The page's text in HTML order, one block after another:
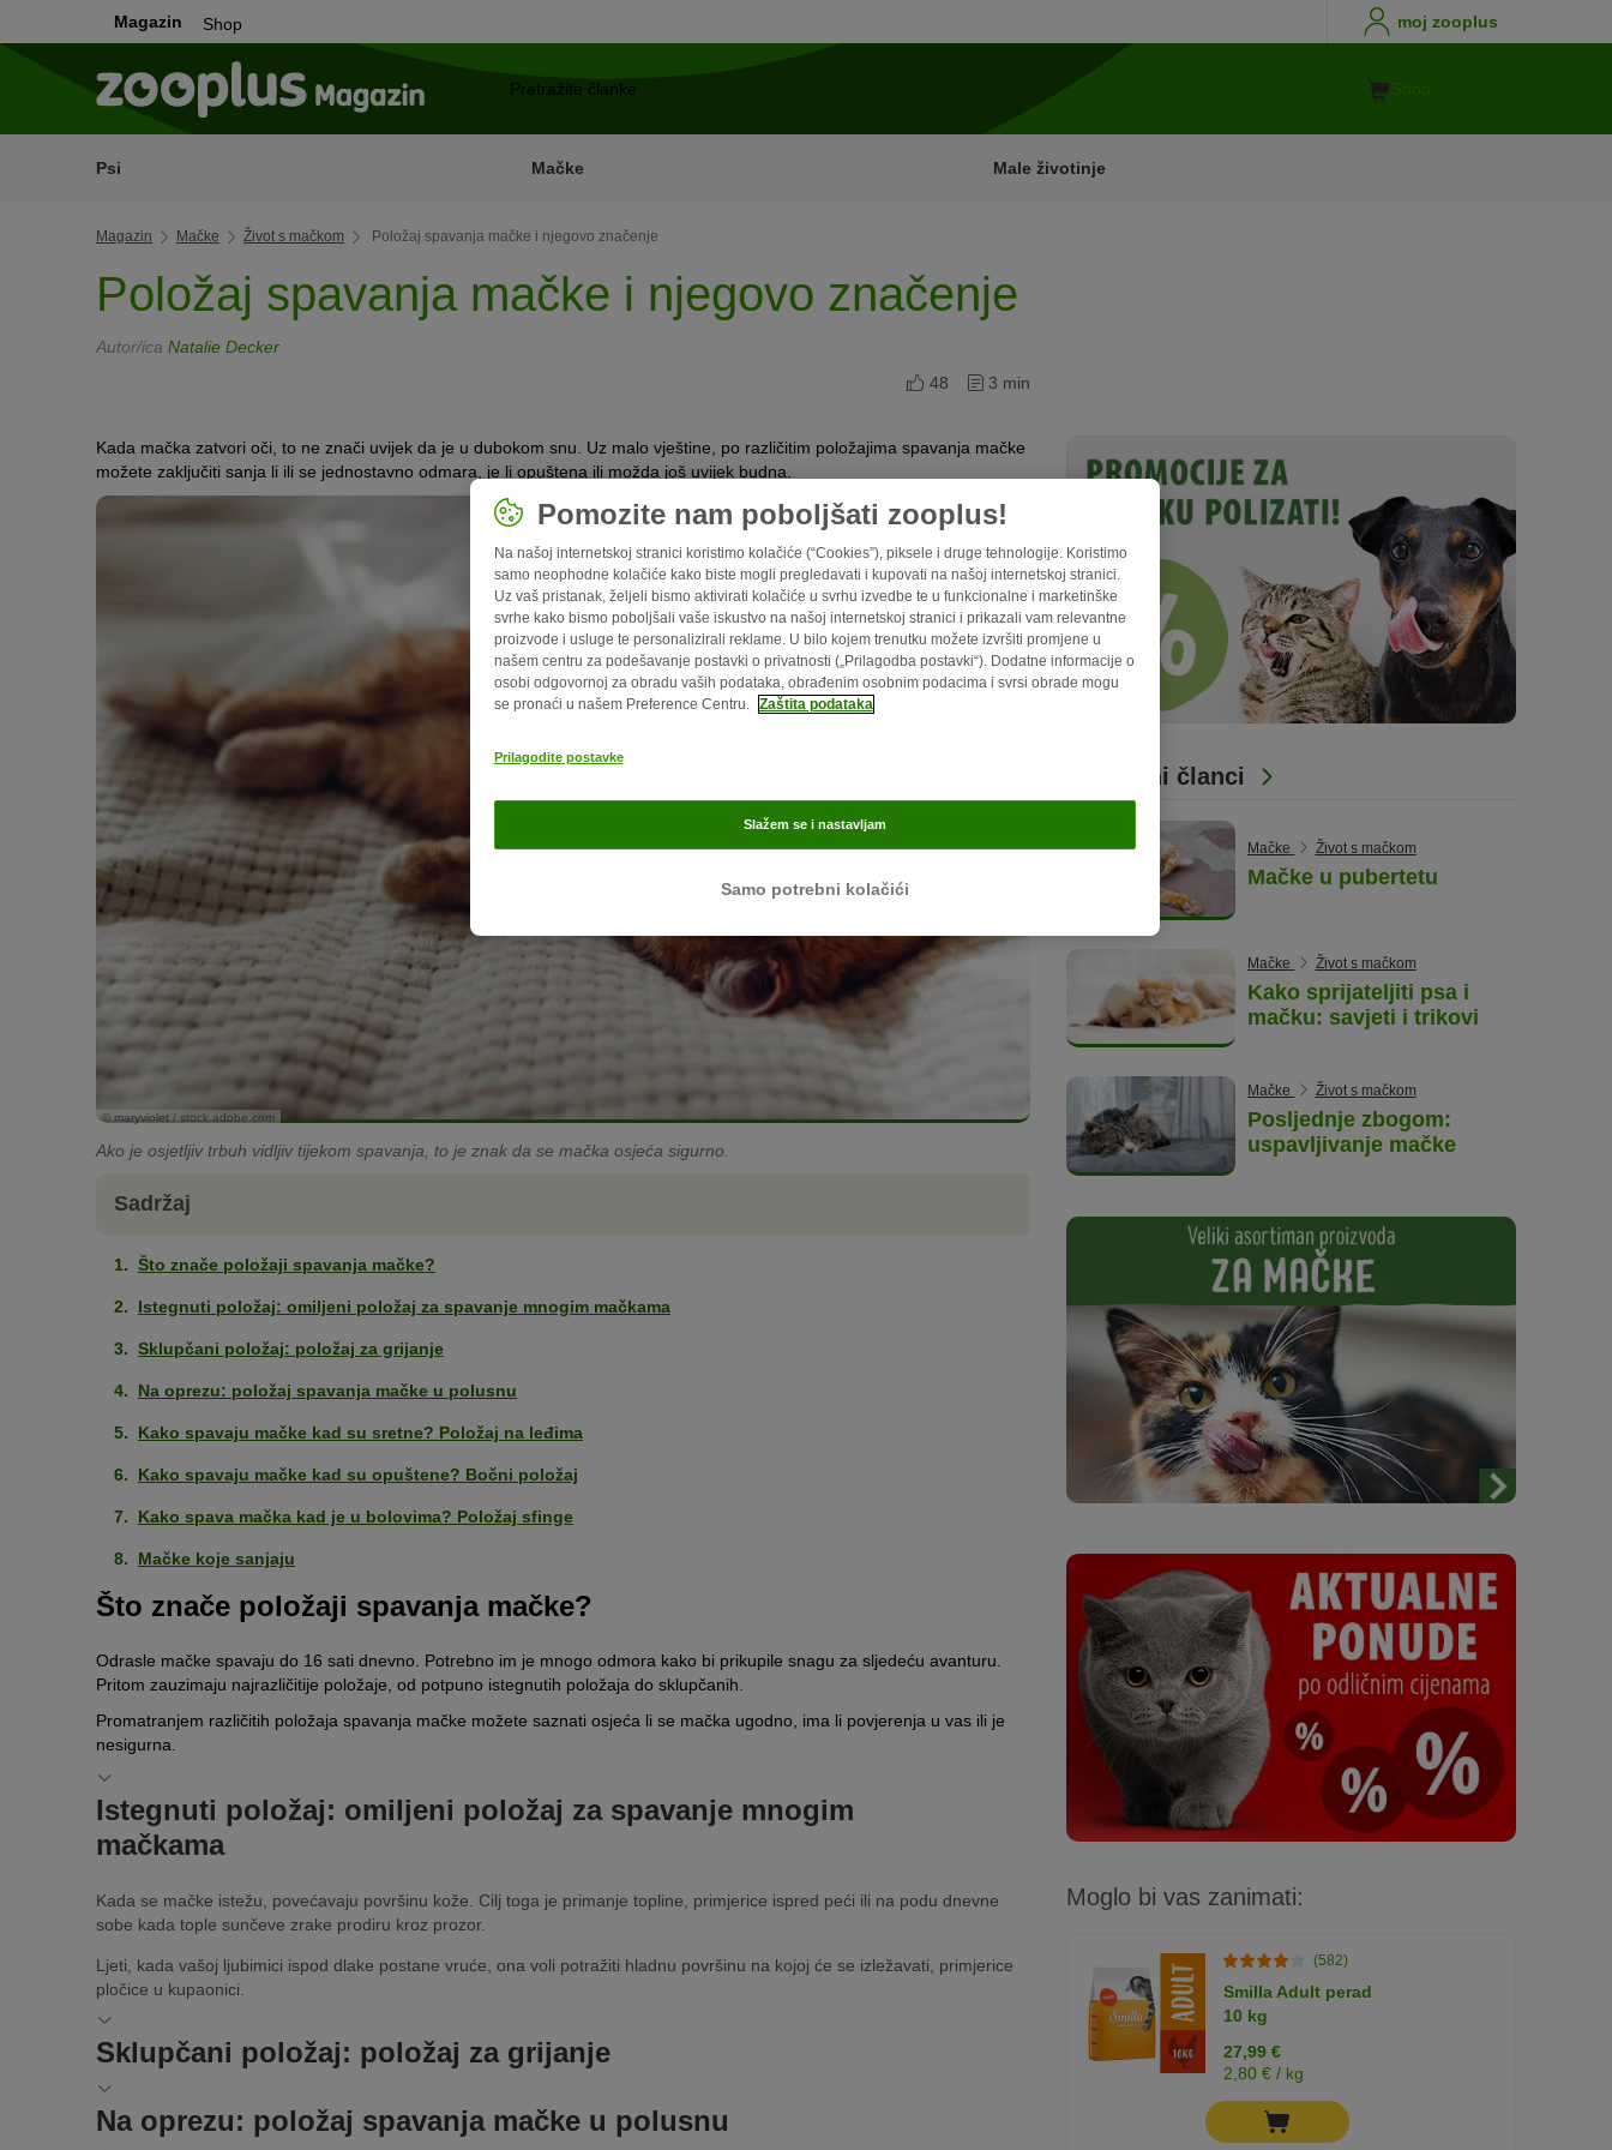
Magazin Shop moj zooplus
Psi Mačke Male životinje
Magazin Mačke Život s mačkom Položaj spavanja mačke i njegovo značenje
Položaj spavanja mačke i njegovo značenje
Autor/ica Natalie Decker
48
3 min
Kada mačka zatvori oči, to ne znači uvijek da je u dubokom snu. Uz malo vještine, po različitim položajima spavanja mačke
možete zaključiti sanja li ili se jednostavno odmara, je li opuštena ili možda još uvijek budna.
© maryviolet / stock.adobe.com
Ako je osjetljiv trbuh vidljiv tijekom spavanja, to je znak da se mačka osjeća sigurno.
Sadržaj
Što znače položaji spavanja mačke?
Istegnuti položaj: omiljeni položaj za spavanje mnogim mačkama
Sklupčani položaj: položaj za grijanje
Na oprezu: položaj spavanja mačke u polusnu
Kako spavaju mačke kad su sretne? Položaj na leđima
Kako spavaju mačke kad su opuštene? Bočni položaj
Kako spava mačka kad je u bolovima? Položaj sfinge
Mačke koje sanjaju
Što znače položaji spavanja mačke?
Odrasle mačke spavaju do 16 sati dnevno. Potrebno im je mnogo odmora kako bi prikupile snagu za sljedeću avanturu.
Pritom zauzimaju najrazličitije položaje, od potpuno istegnutih položaja do sklupčanih.
Promatranjem različitih položaja spavanja mačke možete saznati osjeća li se mačka ugodno, ima li povjerenja u vas ili je
nesigurna.
Istegnuti položaj: omiljeni položaj za spavanje mnogim
mačkama
Kada se mačke istežu, povećavaju površinu kože. Cilj toga je primanje topline, primjerice ispred peći ili na podu dnevne
sobe kada tople sunčeve zrake prodiru kroz prozor.
Ljeti, kada vašoj ljubimici ispod dlake postane vruće, ona voli potražiti hladnu površinu na kojoj će se izležavati, primjerice
pločice u kupaonici.
Sklupčani položaj: položaj za grijanje
Ako se mačka tijekom spavanja sklupča, vjerojatno se želi ugrijati. Obično sklanja glavu, povlači šape ispod trbuha i rep
omota oko svojeg tijela poput šala.
Na oprezu: položaj spavanja mačke u polusnu
Povezani članci
Mačke Život s mačkom
Mačke u pubertetu
Mačke Život s mačkom
Kako sprijateljiti psa i
mačku: savjeti i trikovi
Mačke Život s mačkom
Posljednje zbogom:
uspavljivanje mačke
Moglo bi vas zanimati:
(582)
Smilla Adult perad
10 kg
27,99 €
2,80 € / kg
Pomozite nam poboljšati zooplus!
Na našoj internetskoj stranici koristimo kolačiće (“Cookies”), piksele i druge tehnologije. Koristimo
samo neophodne kolačiće kako biste mogli pregledavati i kupovati na našoj internetskoj stranici.
Uz vaš pristanak, željeli bismo aktivirati kolačiće u svrhu izvedbe te u funkcionalne i marketinške
svrhe kako bismo poboljšali vaše iskustvo na našoj internetskoj stranici i prikazali vam relevantne
proizvode i usluge te personalizirali reklame. U bilo kojem trenutku možete izvršiti promjene u
našem centru za podešavanje postavki o privatnosti („Prilagodba postavki“). Dodatne informacije o
osobi odgovornoj za obradu vaših podataka, obrađenim osobnim podacima i svrsi obrade mogu
se pronaći u našem Preference Centru. Zaštita podataka
Prilagodite postavke
Samo potrebni kolačići
Slažem se i nastavljam